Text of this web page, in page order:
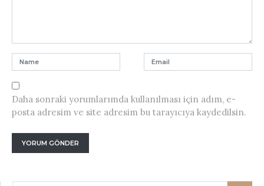
Daha sonraki yorumlarımda kullanılması için adım, e-
posta adresim ve site adresim bu tarayıcıya kaydedilsin.